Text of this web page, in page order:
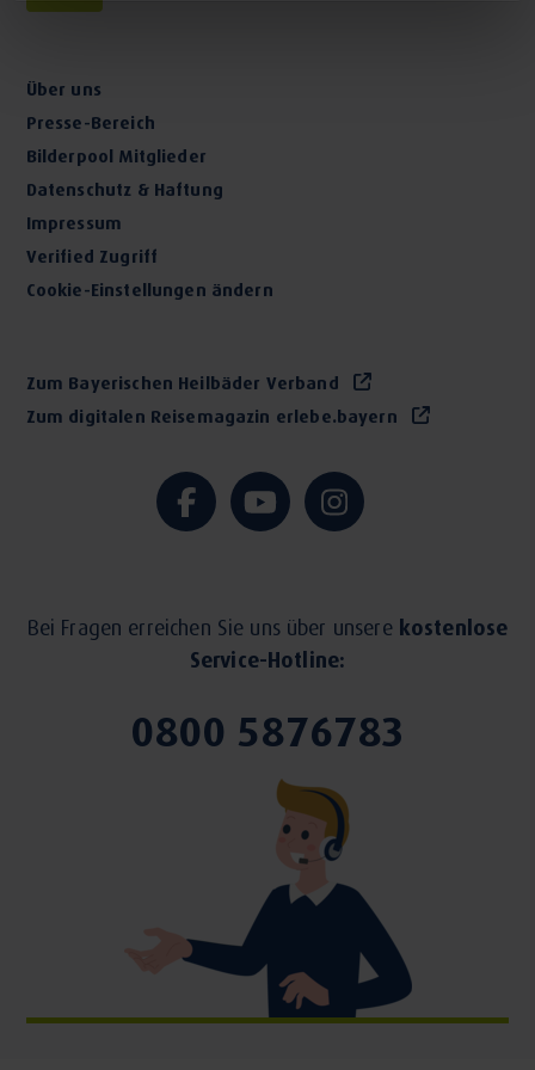
Pneumonien, ausgeprägte Schwächezustände nach
länger dauernder Intensivtherapie
geriatrischen Rehabilitation.
Über uns
Presse-Bereich
Bilderpool Mitglieder
Datenschutz & Haftung
Impressum
Verified Zugriff
Cookie-Einstellungen ändern
Zum Bayerischen Heilbäder Verband
Zum digitalen Reisemagazin erlebe.bayern
Bei Fragen erreichen Sie uns über unsere kostenlose
Service-Hotline:
0800 5876783